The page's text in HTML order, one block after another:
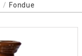
Fondue